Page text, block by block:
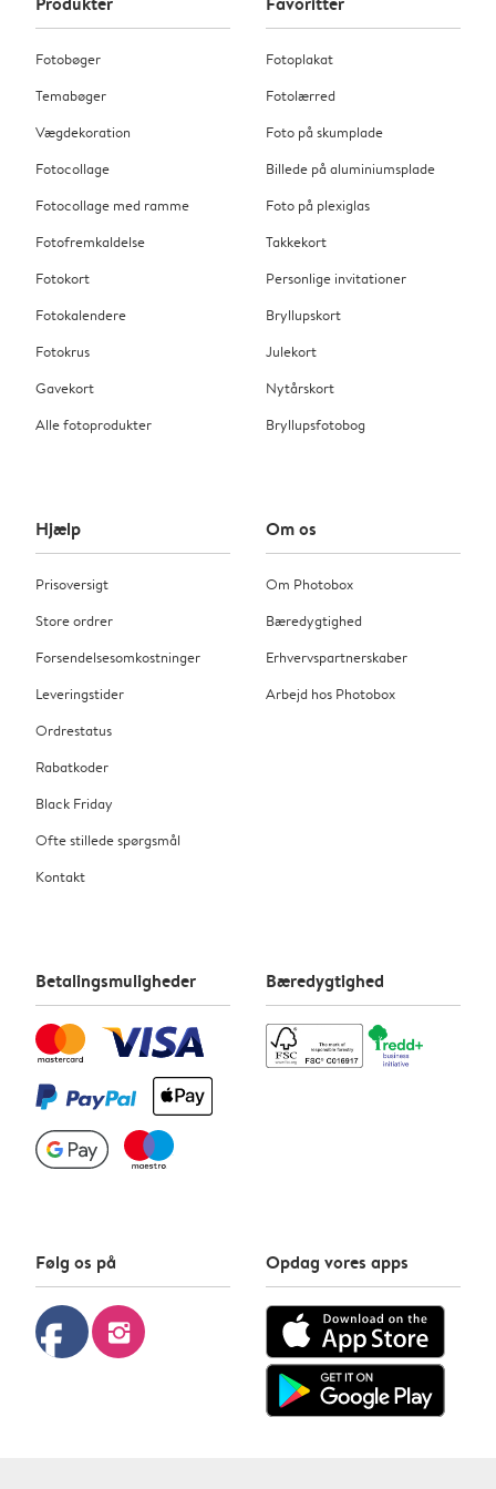
Fotobøger
Temabøger
Vægdekoration
Fotocollage
Fotocollage med ramme
Fotofremkaldelse
Fotokort
Fotokalendere
Fotokrus
Gavekort
Alle fotoprodukter
Fotoplakat
Fotolærred
Foto på skumplade
Billede på aluminiumsplade
Foto på plexiglas
Takkekort
Personlige invitationer
Bryllupskort
Julekort
Nytårskort
Bryllupsfotobog
Hjælp
Prisoversigt
Store ordrer
Forsendelsesomkostninger
Leveringstider
Ordrestatus
Rabatkoder
Black Friday
Ofte stillede spørgsmål
Kontakt
Om os
Om Photobox
Bæredygtighed
Erhvervspartnerskaber
Arbejd hos Photobox
Betalingsmuligheder Bæredygtighed
Følg os på
facebook instagram
Opdag vores apps